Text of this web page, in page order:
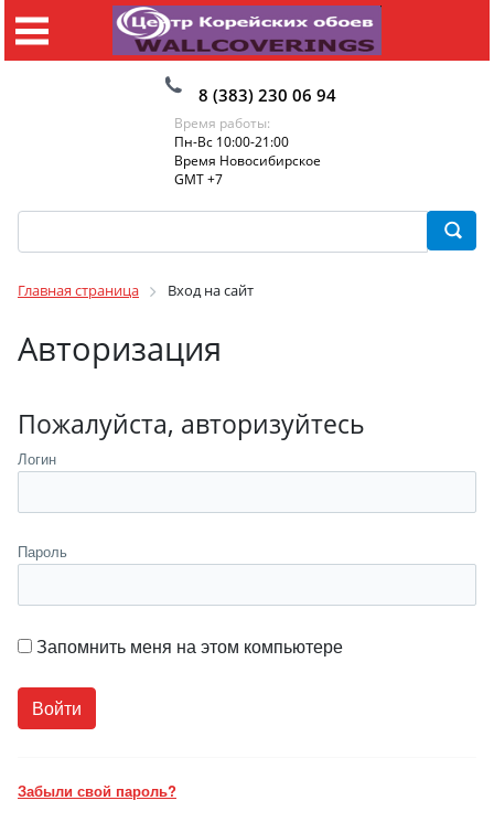
8 (383) 230 06 94
Время работы:
Пн-Вс 10:00-21:00
Время Новосибирское
GMT +7
Главная страница Вход на сайт
Авторизация
Пожалуйста, авторизуйтесь
Логин
Пароль
Запомнить меня на этом компьютере
Забыли свой пароль?